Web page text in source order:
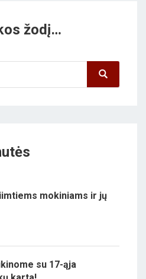
žodį…
Search
mokiniams ir jų
su 17-ąja